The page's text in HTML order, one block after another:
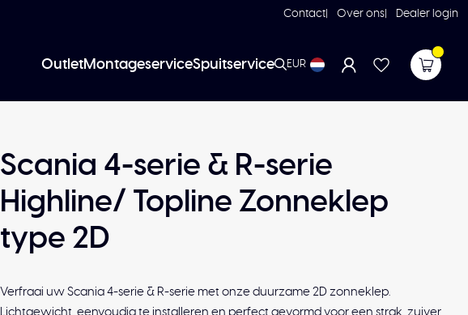
Contact Over ons Dealer login
OutletMontageserviceSpuitservice EUR
Scania 4-serie & R-serie
Highline/ Topline Zonneklep
type 2D
Verfraai uw Scania 4-serie & R-serie met onze duurzame 2D zonneklep.
Lichtgewicht, eenvoudig te installeren en perfect gevormd voor een strak, zuiver